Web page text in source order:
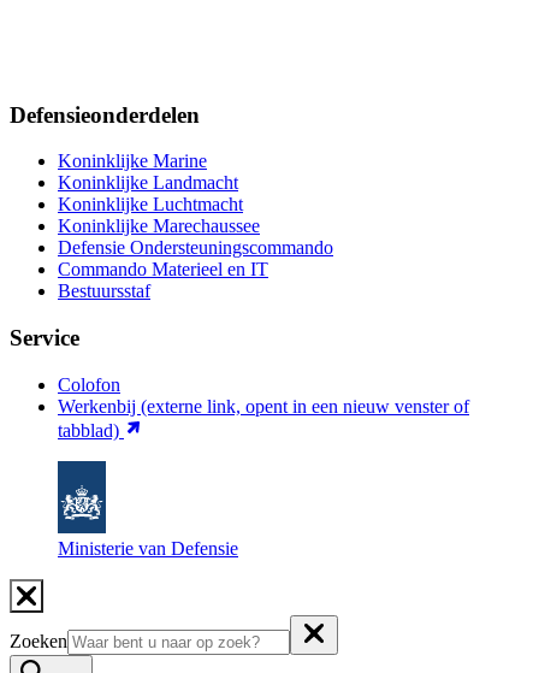
Defensieonderdelen
Koninklijke Marine
Koninklijke Landmacht
Koninklijke Luchtmacht
Koninklijke Marechaussee
Defensie Ondersteuningscommando
Commando Materieel en IT
Bestuursstaf
Service
Colofon
Werkenbij (externe link, opent in een nieuw venster of
tabblad)
Ministerie van Defensie
Zoeken